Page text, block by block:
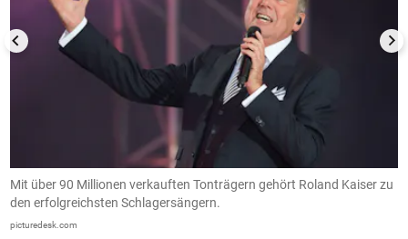
Mit über 90 Millionen verkauften Tonträgern gehört Roland Kaiser zu
den erfolgreichsten Schlagersängern.
picturedesk.com